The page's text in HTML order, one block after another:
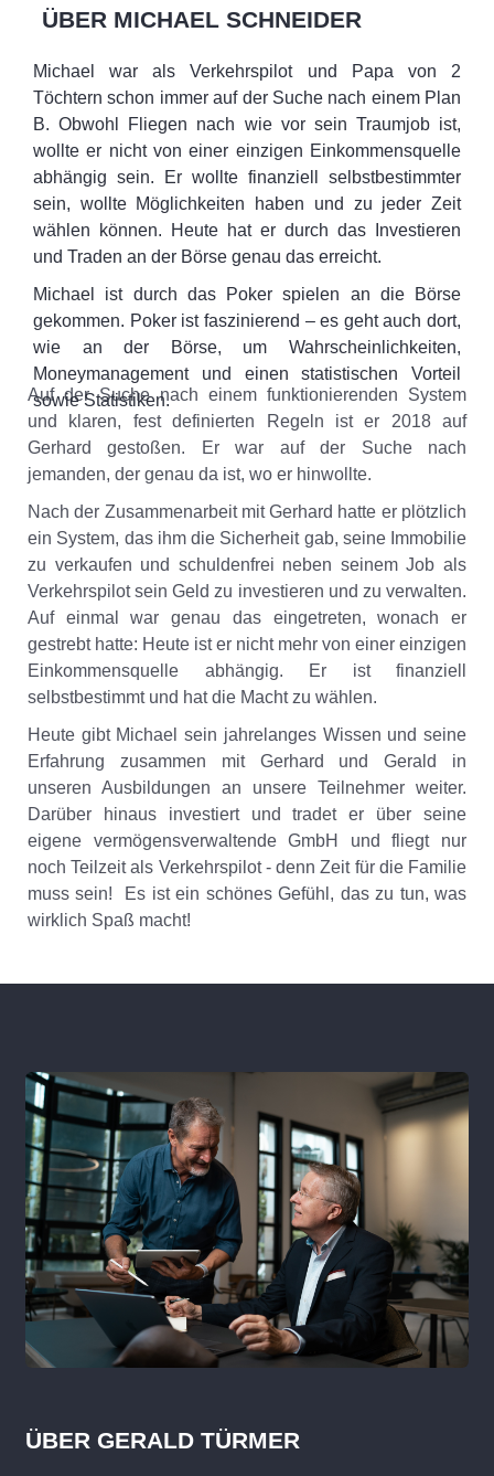
ÜBER MICHAEL SCHNEIDER
Michael war als Verkehrspilot und Papa von 2
Töchtern schon immer auf der Suche nach einem Plan
B. Obwohl Fliegen nach wie vor sein Traumjob ist,
wollte er nicht von einer einzigen Einkommensquelle
abhängig sein. Er wollte finanziell selbstbestimmter
sein, wollte Möglichkeiten haben und zu jeder Zeit
wählen können. Heute hat er durch das Investieren
und Traden an der Börse genau das erreicht.
Michael ist durch das Poker spielen an die Börse
gekommen. Poker ist faszinierend – es geht auch dort,
wie an der Börse, um Wahrscheinlichkeiten,
Moneymanagement und einen statistischen Vorteil
sowie Statistiken.
Auf der Suche nach einem funktionierenden System
und klaren, fest definierten Regeln ist er 2018 auf
Gerhard gestoßen. Er war auf der Suche nach
jemanden, der genau da ist, wo er hinwollte.
Nach der Zusammenarbeit mit Gerhard hatte er plötzlich
ein System, das ihm die Sicherheit gab, seine Immobilie
zu verkaufen und schuldenfrei neben seinem Job als
Verkehrspilot sein Geld zu investieren und zu verwalten.
Auf einmal war genau das eingetreten, wonach er
gestrebt hatte: Heute ist er nicht mehr von einer einzigen
Einkommensquelle abhängig. Er ist finanziell
selbstbestimmt und hat die Macht zu wählen.
Heute gibt Michael sein jahrelanges Wissen und seine
Erfahrung zusammen mit Gerhard und Gerald in
unseren Ausbildungen an unsere Teilnehmer weiter.
Darüber hinaus investiert und tradet er über seine
eigene vermögensverwaltende GmbH und fliegt nur
noch Teilzeit als Verkehrspilot - denn Zeit für die Familie
muss sein! Es ist ein schönes Gefühl, das zu tun, was
wirklich Spaß macht!
ÜBER GERALD TÜRMER